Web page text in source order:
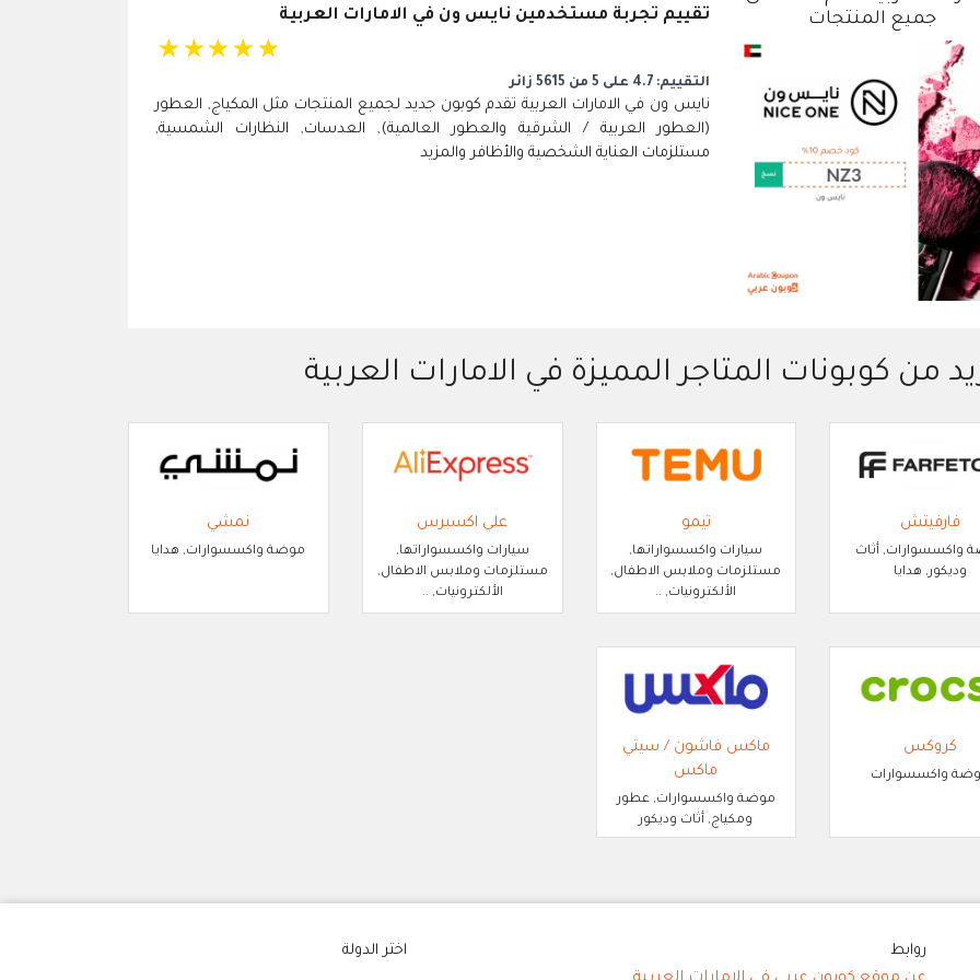
جميع المنتجات
تقييم تجربة مستخدمين نايس ون في الامارات العربية
☆ ☆☆ ☆ ☆
التقييم: 4.7 على 5 من 5615 زائر
نايس ون في الامارات العربية تقدم كوبون جديد لجميع المنتجات مثل المكياج, العطور
(العطور العربية / الشرقية والعطور العالمية), العدسات, النظارات الشمسية,
مستلزمات العناية الشخصية والأظافر والمزيد
من كوبونات المتاجر المميزة في الامارات العربية
فارفيتش
واكسسوارات, أثاث
وديكور, هدايا
تيمو
سيارات واكسسواراتها,
مستلزمات وملابس الاطفال,
الألكترونيات, ..
علي اكسبرس
سيارات واكسسواراتها,
مستلزمات وملابس الاطفال,
الألكترونيات, ..
نمشي
موضة واكسسوارات, هدايا
كروكس
واكسسوارات
ماكس فاشون / سيتي
ماكس
موضة واكسسوارات, عطور
ومكياج, أثاث وديكور
روابط اختر الدولة